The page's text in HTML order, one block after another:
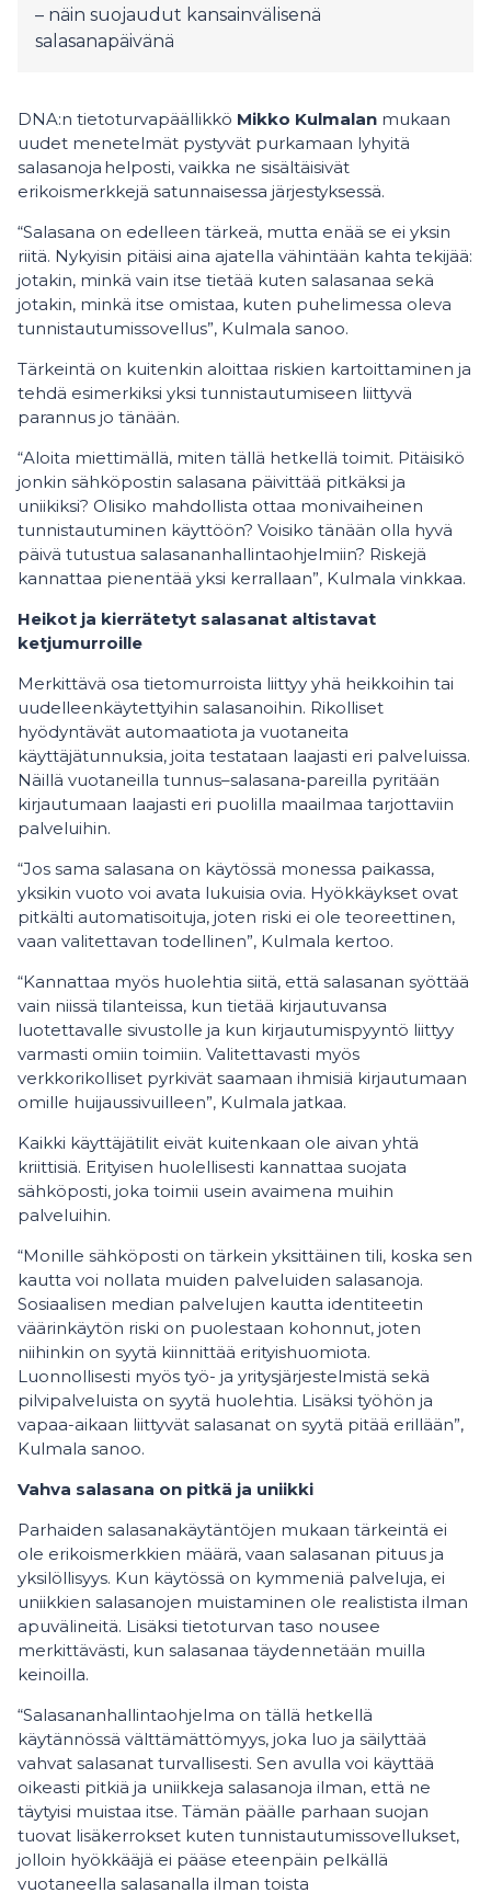
– näin suojaudut kansainvälisenä
salasanapäivänä
DNA:n tietoturvapäällikkö Mikko Kulmalan mukaan
uudet menetelmät pystyvät purkamaan lyhyitä
salasanoja helposti, vaikka ne sisältäisivät
erikoismerkkejä satunnaisessa järjestyksessä.
“Salasana on edelleen tärkeä, mutta enää se ei yksin
riitä. Nykyisin pitäisi aina ajatella vähintään kahta tekijää:
jotakin, minkä vain itse tietää kuten salasanaa sekä
jotakin, minkä itse omistaa, kuten puhelimessa oleva
tunnistautumissovellus”, Kulmala sanoo.
Tärkeintä on kuitenkin aloittaa riskien kartoittaminen ja
tehdä esimerkiksi yksi tunnistautumiseen liittyvä
parannus jo tänään.
“Aloita miettimällä, miten tällä hetkellä toimit. Pitäisikö
jonkin sähköpostin salasana päivittää pitkäksi ja
uniikiksi? Olisiko mahdollista ottaa monivaiheinen
tunnistautuminen käyttöön? Voisiko tänään olla hyvä
päivä tutustua salasananhallintaohjelmiin? Riskejä
kannattaa pienentää yksi kerrallaan”, Kulmala vinkkaa.
Heikot ja kierrätetyt salasanat altistavat
ketjumurroille
Merkittävä osa tietomurroista liittyy yhä heikkoihin tai
uudelleenkäytettyihin salasanoihin. Rikolliset
hyödyntävät automaatiota ja vuotaneita
käyttäjätunnuksia, joita testataan laajasti eri palveluissa.
Näillä vuotaneilla tunnus–salasana‑pareilla pyritään
kirjautumaan laajasti eri puolilla maailmaa tarjottaviin
palveluihin.
“Jos sama salasana on käytössä monessa paikassa,
yksikin vuoto voi avata lukuisia ovia. Hyökkäykset ovat
pitkälti automatisoituja, joten riski ei ole teoreettinen,
vaan valitettavan todellinen”, Kulmala kertoo.
“Kannattaa myös huolehtia siitä, että salasanan syöttää
vain niissä tilanteissa, kun tietää kirjautuvansa
luotettavalle sivustolle ja kun kirjautumispyyntö liittyy
varmasti omiin toimiin. Valitettavasti myös
verkkorikolliset pyrkivät saamaan ihmisiä kirjautumaan
omille huijaussivuilleen”, Kulmala jatkaa.
Kaikki käyttäjätilit eivät kuitenkaan ole aivan yhtä
kriittisiä. Erityisen huolellisesti kannattaa suojata
sähköposti, joka toimii usein avaimena muihin
palveluihin.
“Monille sähköposti on tärkein yksittäinen tili, koska sen
kautta voi nollata muiden palveluiden salasanoja.
Sosiaalisen median palvelujen kautta identiteetin
väärinkäytön riski on puolestaan kohonnut, joten
niihinkin on syytä kiinnittää erityishuomiota.
Luonnollisesti myös työ- ja yritysjärjestelmistä sekä
pilvipalveluista on syytä huolehtia. Lisäksi työhön ja
vapaa-aikaan liittyvät salasanat on syytä pitää erillään”,
Kulmala sanoo.
Vahva salasana on pitkä ja uniikki
Parhaiden salasanakäytäntöjen mukaan tärkeintä ei
ole erikoismerkkien määrä, vaan salasanan pituus ja
yksilöllisyys. Kun käytössä on kymmeniä palveluja, ei
uniikkien salasanojen muistaminen ole realistista ilman
apuvälineitä. Lisäksi tietoturvan taso nousee
merkittävästi, kun salasanaa täydennetään muilla
keinoilla.
“Salasananhallintaohjelma on tällä hetkellä
käytännössä välttämättömyys, joka luo ja säilyttää
vahvat salasanat turvallisesti. Sen avulla voi käyttää
oikeasti pitkiä ja uniikkeja salasanoja ilman, että ne
täytyisi muistaa itse. Tämän päälle parhaan suojan
tuovat lisäkerrokset kuten tunnistautumissovellukset,
jolloin hyökkääjä ei pääse eteenpäin pelkällä
vuotaneella salasanalla ilman toista